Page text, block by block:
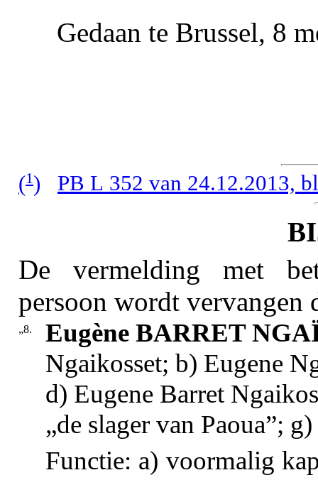
Gedaan te Brussel, 8
(1 ) PB L 352 van 24.12.2013,
De vermelding met
persoon wordt vervangen
„8.
Eugène BARRET
Ngaikosset; b) Eugene
d) Eugene Barret
„de slager van Paoua”;
Functie: a) voormalig